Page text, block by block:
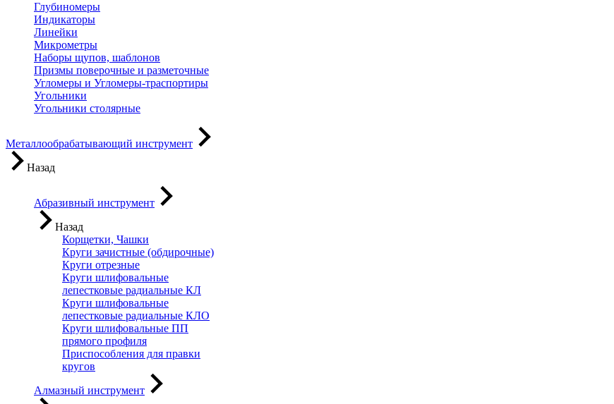
Глубиномеры
Индикаторы
Линейки
Микрометры
Наборы щупов, шаблонов
Призмы поверочные и разметочные
Угломеры и Угломеры-траспортиры
Угольники
Угольники столярные
Металлообрабатывающий инструмент
Назад
Абразивный инструмент
Назад
Корщетки, Чашки
Круги зачистные (обдирочные)
Круги отрезные
Круги шлифовальные
лепестковые радиальные КЛ
Круги шлифовальные
лепестковые радиальные КЛО
Круги шлифовальные ПП
прямого профиля
Приспособления для правки
кругов
Алмазный инструмент